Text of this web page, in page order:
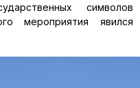
символов
мероприятия явился